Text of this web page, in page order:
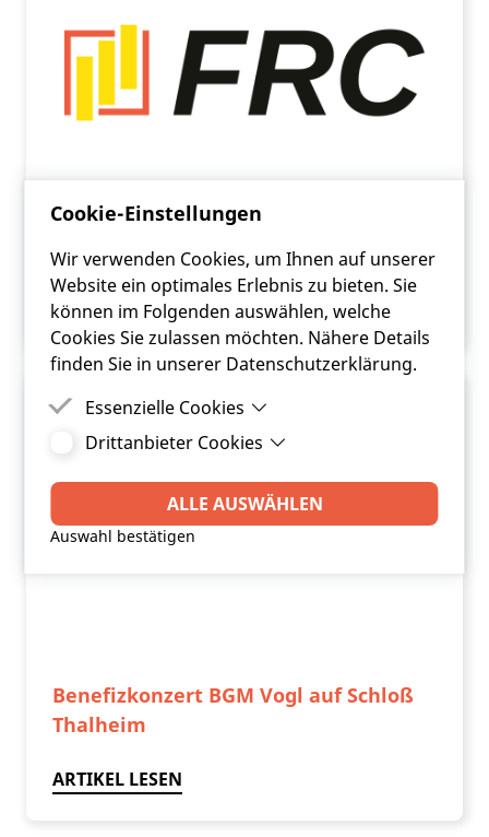
Cookie-Einstellungen
Wir verwenden Cookies, um Ihnen auf unserer
Website ein optimales Erlebnis zu bieten. Sie
können im Folgenden auswählen, welche
Cookies Sie zulassen möchten. Nähere Details
finden Sie in unserer Datenschutzerklärung.
Essenzielle Cookies
Essenzielle Cookies sind Cookies, welche für die
benötigt werden.
Drittanbieter Cookies
Drittanbieter Cookies sind Cookies, die
Drittanbieter-Software setzt, um Funktionen wie
Google Maps zu ermöglichen.
ALLE AUSWÄHLEN
Auswahl bestätigen
FRC am Städtetag in St. Pölten
ARTIKEL LESEN
Benefizkonzert BGM Vogl auf Schloß
Thalheim
ARTIKEL LESEN